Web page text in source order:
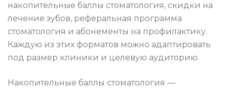
накопительные баллы стоматология, скидки на
лечение зубов, реферальная программа
стоматология и абонементы на профилактику.
Каждую из этих форматов можно адаптировать
под размер клиники и целевую аудиторию.
Накопительные баллы стоматология —